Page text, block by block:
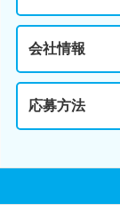
会社情報
応募方法